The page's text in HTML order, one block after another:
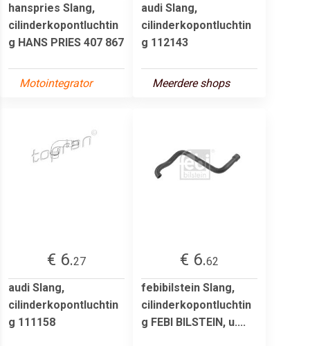
hanspries Slang,
cilinderkopontluchtin
g HANS PRIES 407 867
Motointegrator
audi Slang,
cilinderkopontluchtin
g 112143
Meerdere shops
€ 6.27
audi Slang,
cilinderkopontluchtin
g 111158
€ 6.62
febibilstein Slang,
cilinderkopontluchtin
g FEBI BILSTEIN, u....